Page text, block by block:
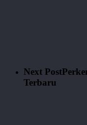
Next Post
Terbaru